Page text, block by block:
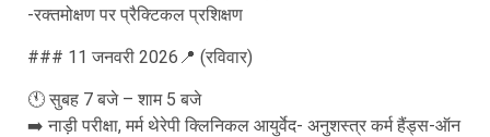
-रक्तमोक्षण पर प्रैक्टिकल प्रशिक्षण
### 11 जनवरी 2026📍 (रविवार)
🕚 सुबह 7 बजे – शाम 5 बजे
➡️ नाड़ी परीक्षा, मर्म थेरेपी क्लिनिकल आयुर्वेद- अनुशस्त्र कर्म हैंड्स-ऑन